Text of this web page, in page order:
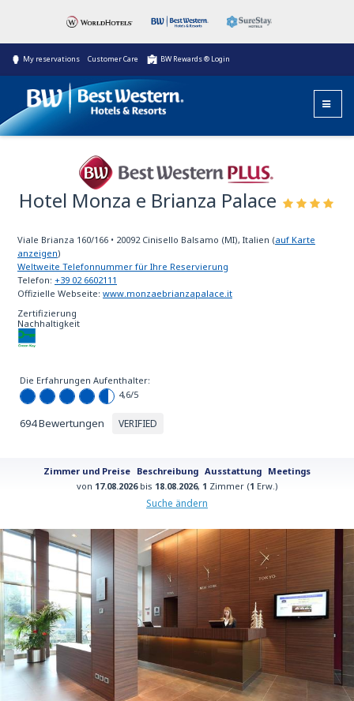
My reservations Customer Care BW Rewards ® Login
Best Western Plus
Hotel Monza e Brianza Palace
Viale Brianza 160/166 • 20092 Cinisello Balsamo (MI), Italien (auf Karte
anzeigen)
Weltweite Telefonnummer für Ihre Reservierung
Telefon: +39 02 6602111
Offizielle Webseite: www.monzaebrianzapalace.it
Zertifizierung
Nachhaltigkeit
Die Erfahrungen Aufenthalter:
4,6/5
694 Bewertungen VERIFIED
Zimmer und Preise Beschreibung Ausstattung Meetings
von 17.08.2026bis 18.08.2026, 1 Zimmer (1 Erw.)
Suche ändern